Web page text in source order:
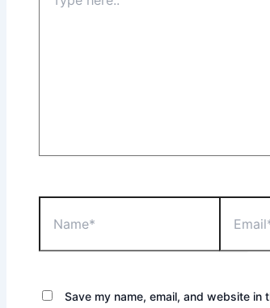
Save my name, email, and website